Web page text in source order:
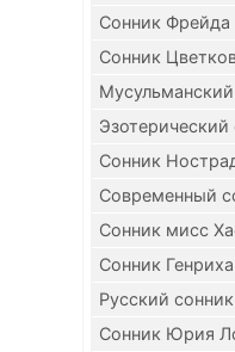
Сонник Фрейда
Сонник
Эзотерический
Сонник
Современный
Сонник мисс
Сонник
Русский сонник
Сонник Юрия